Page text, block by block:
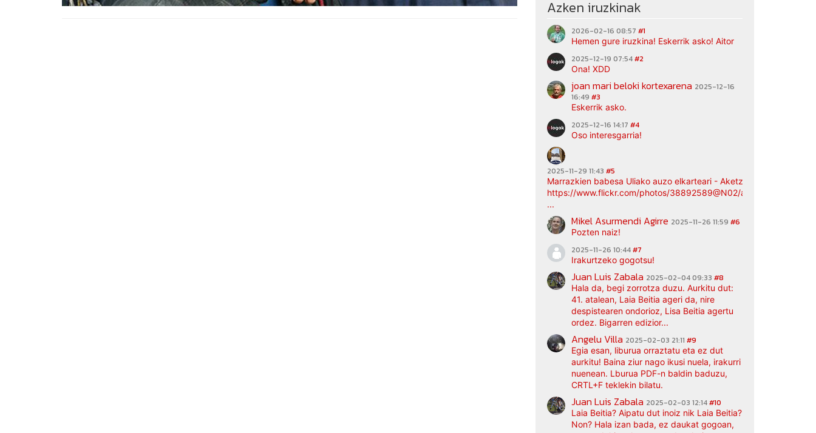
Azken iruzkinak
2026-02-16 08:57 #1
Hemen gure iruzkina! Eskerrik asko! Aitor
2025-12-19 07:54#2
Ona! XDD
joan mari beloki kortexarena 2025-12-16
16:49 #3
Eskerrik asko.
2025-12-16 14:17 #4
Oso interesgarria!
2025-11-29 11:43 #5
Marrazkien babesa Uliako auzo elkarteari - Aketz etxea (argazki
https://www.flickr.com/photos/38892589@N02/albums/
...
Mikel Asurmendi Agirre 2025-11-26 11:59 #6
Pozten naiz!
2025-11-26 10:44#7
Irakurtzeko gogotsu!
Juan Luis Zabala 2025-02-04 09:33 #8
Hala da, begi zorrotza duzu. Aurkitu dut:
41. atalean, Laia Beitia ageri da, nire
despistearen ondorioz, Lisa Beitia agertu
ordez. Bigarren edizior...
Angelu Villa 2025-02-03 21:11 #9
Egia esan, liburua orraztatu eta ez dut
aurkitu! Baina ziur nago ikusi nuela, irakurri
nuenean. Lburua PDF-n baldin baduzu,
CRTL+F teklekin bilatu.
Juan Luis Zabala 2025-02-03 12:14#10
Laia Beitia? Aipatu dut inoiz nik Laia Beitia?
Non? Hala izan bada, ez daukat gogoan,